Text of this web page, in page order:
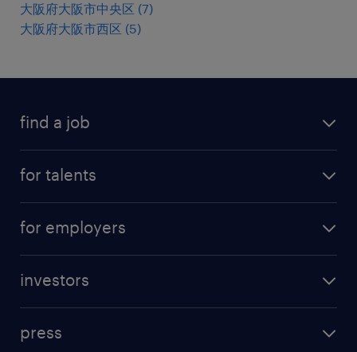
大阪府大阪市中央区 (7)
大阪府大阪市西区 (5)
find a job
for talents
professional career
for employers
investors
results and reports
press